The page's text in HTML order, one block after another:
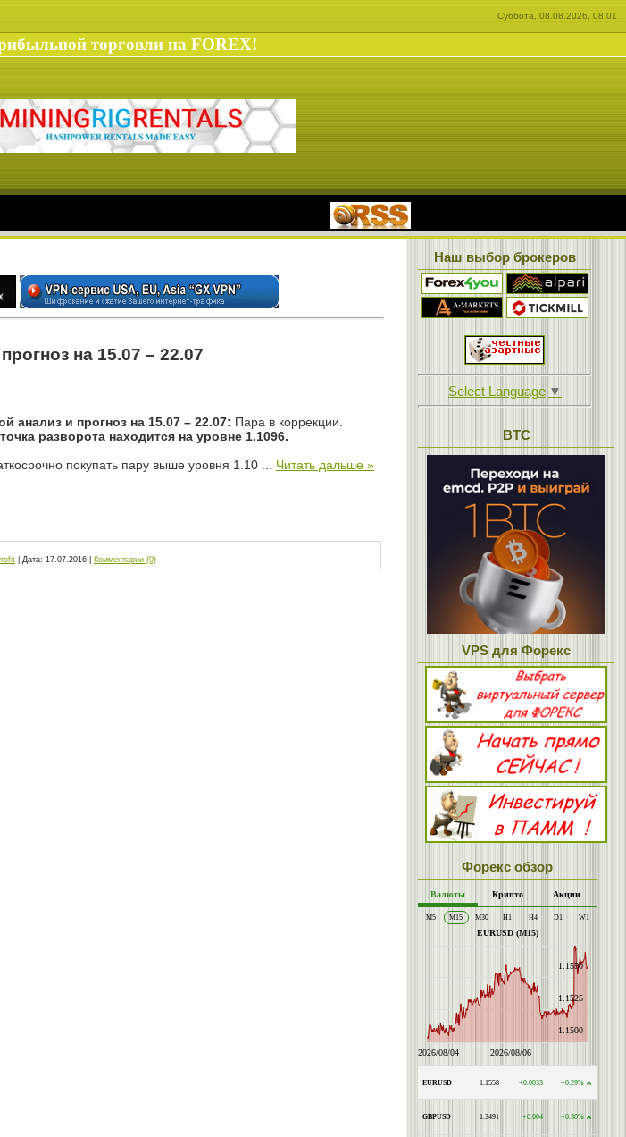
Суббота, 08.08.2026, 08:01
торговли на FOREX!
на 15.07 – 22.07
анализ и прогноз на 15.07 – 22.07: Пара в коррекции.
разворота находится на уровне 1.1096.
покупать пару выше уровня 1.10 ... Читать дальше »
Дата: 17.07.2016 Комментарии (0)
Наш выбор брокеров
Select Language ▼
BTC
VPS для Форекс
Форекс обзор